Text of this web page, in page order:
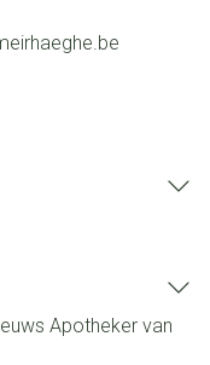
Apotheker van